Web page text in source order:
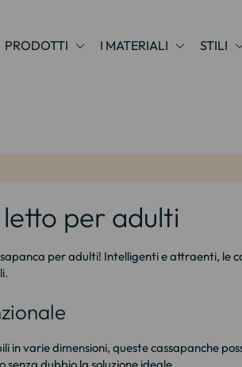
PRODOTTI I MATERIALI STILI
per adulti
per adulti! Intelligenti e attraenti, le
in varie dimensioni, queste cassapanche